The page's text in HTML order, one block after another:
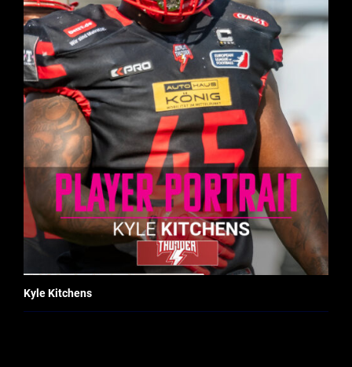
Kyle Kitchens